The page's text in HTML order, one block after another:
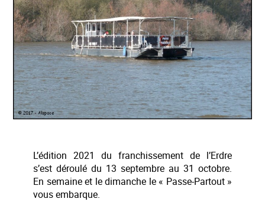
L’édition 2021 du franchissement de l’Erdre
s’est déroulé du 13 septembre au 31 octobre.
En semaine et le dimanche le « Passe-Partout »
vous embarque.